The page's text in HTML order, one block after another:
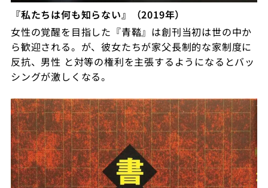
『私たちは何も知らない』（2019年）
女性の覚醒を目指した『青鞜』は創刊当初は世の中か
ら歓迎される。が、彼女たちが家父長制的な家制度に
反抗、男性 と対等の権利を主張するようになるとバッ
シングが激しくなる。